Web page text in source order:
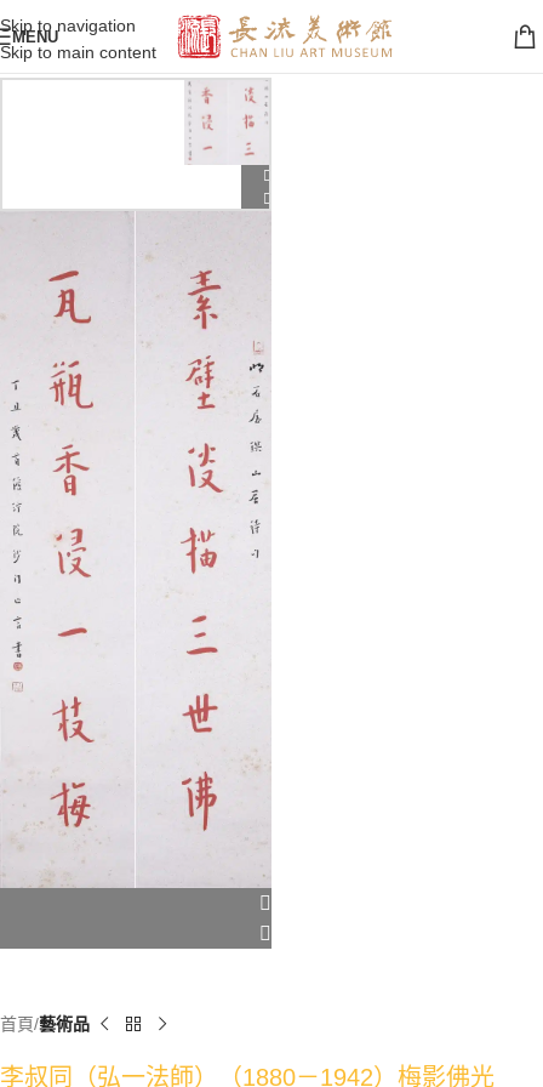
Skip to navigation
Skip to main content
MENU
首頁 藝術品
李叔同（弘一法師）（1880－1942）梅影佛光